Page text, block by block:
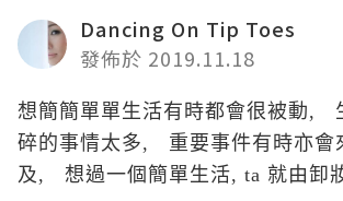
Dancing On Tip Toes
發佈於 2019.11.18
想簡簡單單生活有時都會很被動,
碎的事情太多, 重要事件有時亦會
及, 想過一個簡單生活, ta 就由卸